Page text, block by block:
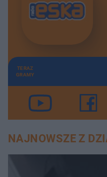
TERAZ
GRAMY
NAJNOWSZE Z